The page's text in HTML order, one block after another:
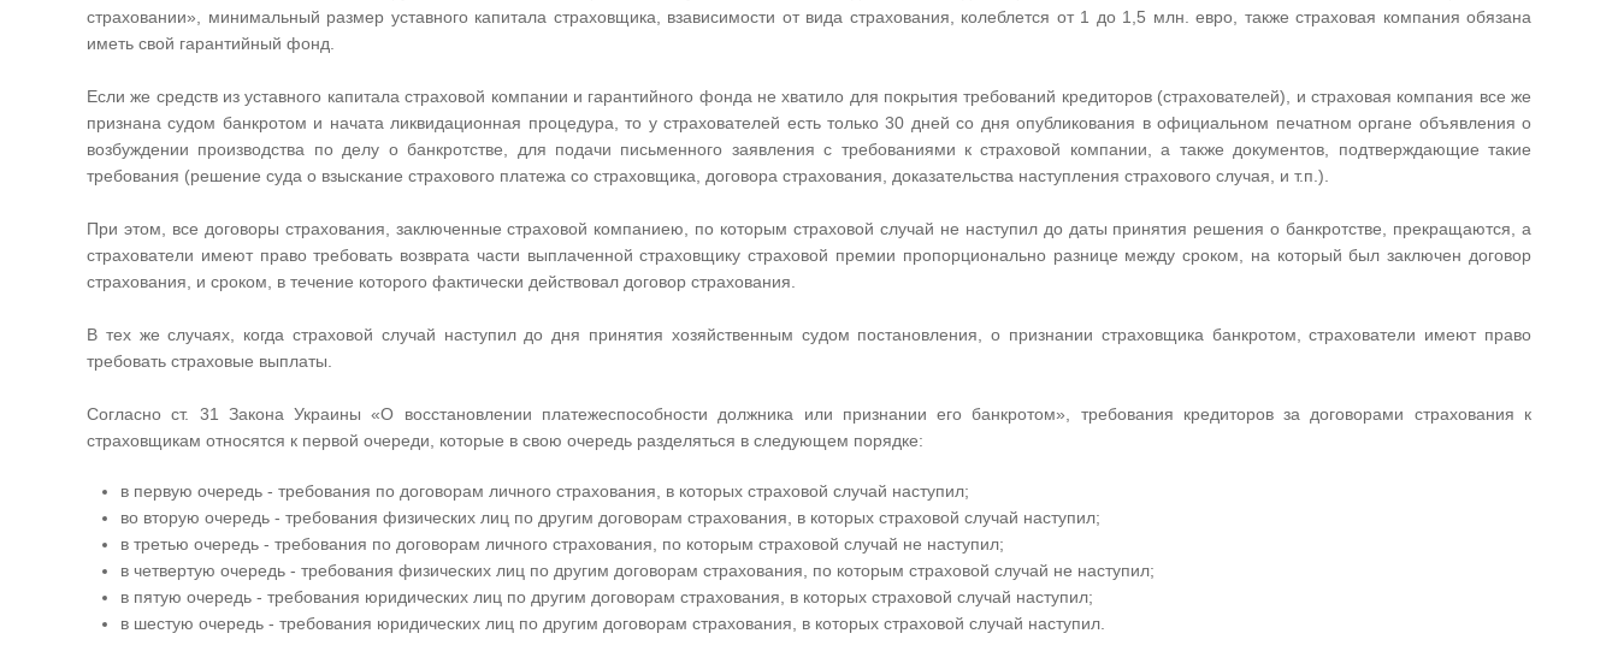
страховании», минимальный размер уставного капитала страховщика, взависимости от вида страхования, колеблется от 1 до 1,5 млн. евро, также страховая компания обязана
иметь свой гарантийный фонд.
Если же средств из уставного капитала страховой компании и гарантийного фонда не хватило для покрытия требований кредиторов (страхователей), и страховая компания все же
признана судом банкротом и начата ликвидационная процедура, то у страхователей есть только 30 дней со дня опубликования в официальном печатном органе объявления о
возбуждении производства по делу о банкротстве, для подачи письменного заявления с требованиями к страховой компании, а также документов, подтверждающие такие
требования (решение суда о взыскание страхового платежа со страховщика, договора страхования, доказательства наступления страхового случая, и т.п.).
При этом, все договоры страхования, заключенные страховой компаниею, по которым страховой случай не наступил до даты принятия решения о банкротстве, прекращаются, а
страхователи имеют право требовать возврата части выплаченной страховщику страховой премии пропорционально разнице между сроком, на который был заключен договор
страхования, и сроком, в течение которого фактически действовал договор страхования.
В тех же случаях, когда страховой случай наступил до дня принятия хозяйственным судом постановления, о признании страховщика банкротом, страхователи имеют право
требовать страховые выплаты.
Согласно ст. 31 Закона Украины «О восстановлении платежеспособности должника или признании его банкротом», требования кредиторов за договорами страхования к
страховщикам относятся к первой очереди, которые в свою очередь разделяться в следующем порядке:
в первую очередь - требования по договорам личного страхования, в которых страховой случай наступил;
во вторую очередь - требования физических лиц по другим договорам страхования, в которых страховой случай наступил;
в третью очередь - требования по договорам личного страхования, по которым страховой случай не наступил;
в четвертую очередь - требования физических лиц по другим договорам страхования, по которым страховой случай не наступил;
в пятую очередь - требования юридических лиц по другим договорам страхования, в которых страховой случай наступил;
в шестую очередь - требования юридических лиц по другим договорам страхования, в которых страховой случай наступил.